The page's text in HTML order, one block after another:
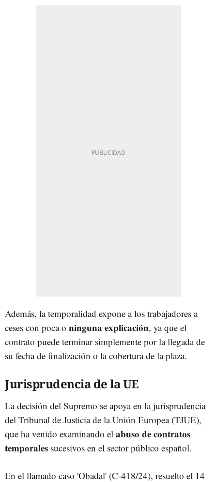
Además, la temporalidad expone a los trabajadores a
ceses con poca o ninguna explicación, ya que el
contrato puede terminar simplemente por la llegada de
su fecha de finalización o la cobertura de la plaza.
Jurisprudencia de la UE
La decisión del Supremo se apoya en la jurisprudencia
del Tribunal de Justicia de la Unión Europea (TJUE),
que ha venido examinando el abuso de contratos
temporales sucesivos en el sector público español.
En el llamado caso 'Obadal' (C-418/24), resuelto el 14